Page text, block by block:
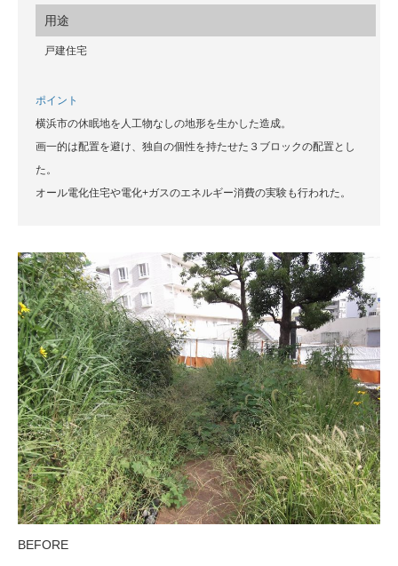
用途
戸建住宅
ポイント
横浜市の休眠地を人工物なしの地形を生かした造成。
画一的は配置を避け、独自の個性を持たせた３ブロックの配置とし
た。
オール電化住宅や電化+ガスのエネルギー消費の実験も行われた。
BEFORE